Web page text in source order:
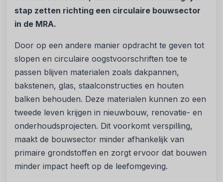
stap zetten richting een circulaire bouwsector
in de MRA.
Door op een andere manier opdracht te geven tot
slopen en circulaire oogstvoorschriften toe te
passen blijven materialen zoals dakpannen,
bakstenen, glas, staalconstructies en houten
balken behouden. Deze materialen kunnen zo een
tweede leven krijgen in nieuwbouw, renovatie- en
onderhoudsprojecten. Dit voorkomt verspilling,
maakt de bouwsector minder afhankelijk van
primaire grondstoffen en zorgt ervoor dat bouwen
minder impact heeft op de leefomgeving.